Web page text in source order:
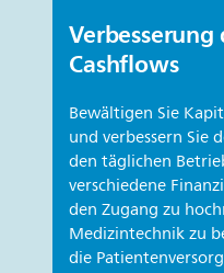
Verbesserung
Cashflows
Bewältigen Sie
und verbessern Sie
den täglichen
verschiedene
den Zugang zu
Medizintechnik zu
die